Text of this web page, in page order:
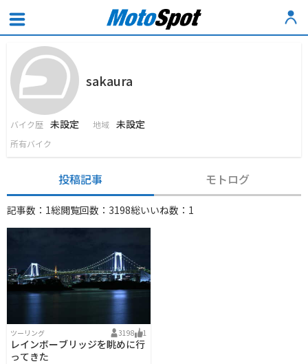
sakaura
バイク歴 未設定 地域 未設定
所有バイク
投稿記事 モトログ
記事数：1総閲覧回数：3198総いいね数：1
ツーリング 3198 1
レインボーブリッジを眺めに行
ってきた